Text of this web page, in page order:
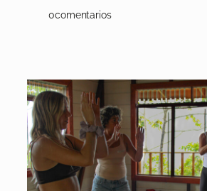
0comentarios